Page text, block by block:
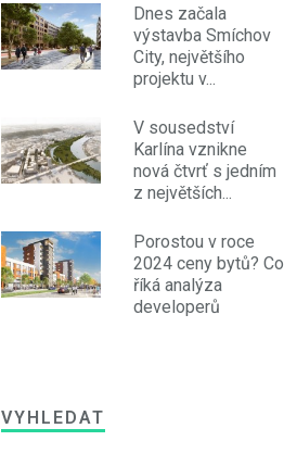
Dnes začala
výstavba Smíchov
City, největšího
projektu v...
V sousedství
Karlína vznikne
nová čtvrť s jedním
z největších...
Porostou v roce
2024 ceny bytů? Co
říká analýza
developerů
VYHLEDAT